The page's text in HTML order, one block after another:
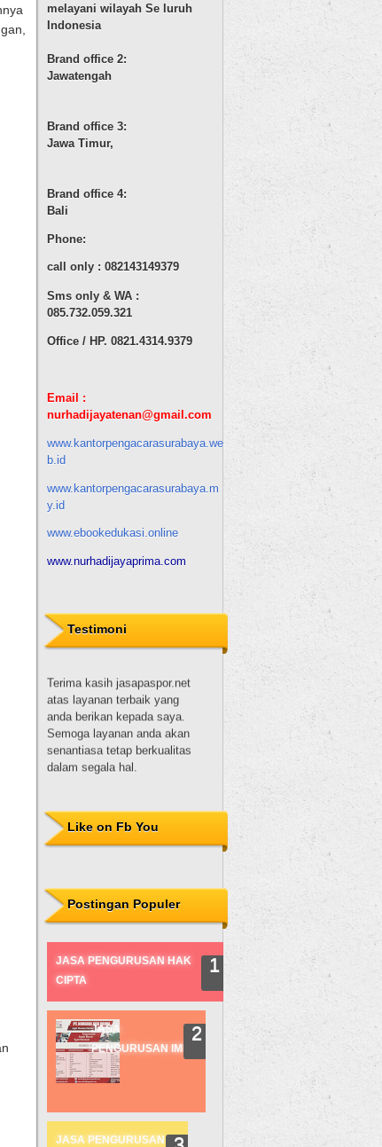
melayani wilayah Se luruh
Indonesia
Brand office 2:
Jawatengah
Brand office 3:
Jawa Timur,
Brand office 4:
Bali
Phone:
call only : 082143149379
Sms only & WA :
085.732.059.321
Office / HP. 0821.4314.9379
Email :
nurhadijayatenan@gmail.com
www.kantorpengacarasurabaya.we
b.id
www.kantorpengacarasurabaya.m
y.id
www.ebookedukasi.online
www.nurhadijayaprima.com
Testimoni
anda berikan kepada saya.
Semoga layanan anda akan
senantiasa tetap berkualitas
dalam segala hal.
Dewi Sulistyowati, S.H.
nurhadijayaprima.com, Mas
hadi. Pelayanannya baik,
paspor juga mudah karena
dibantu oleh Mas nur hadi.
Sukses selalu!
Desi
Like on Fb You
Postingan Populer
JASA PENGURUSAN HAK
CIPTA
JASA
PENGURUSAN IMB
JASA PENGURUSAN